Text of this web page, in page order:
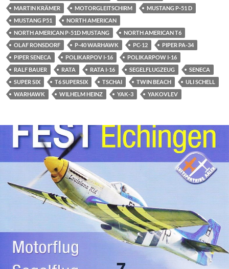
MARTIN KRÄMER
MOTORGLEITSCHIRM
MUSTANG P-51 D
MUSTANG P51
NORTH AMERICAN
NORTH AMERICAN P-51D MUSTANG
NORTH AMERICAN T6
OLAF RONSDORF
P-40 WARHAWK PC-12
PIPER PA-34
PIPER SENECA
POLIKARPOV I-16
POLIKARPOW I-16
RALF BAUER
RATA RATA I-16 SEGELFLUGZEUG
SENECA
SUPER SIX
T6 SUPERSIX TSCHAI TWIN BEACH
ULI SCHELL
WARHAWK
WILHELM HEINZ YAK-3 YAKOVLEV